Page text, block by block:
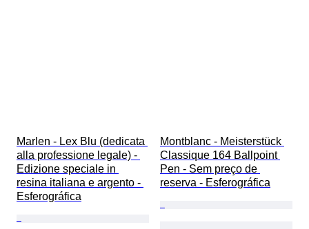
Marlen - Lex Blu (dedicata
alla professione legale) -
Edizione speciale in
resina italiana e argento -
Esferográfica
Montblanc - Meisterstück
Classique 164 Ballpoint
Pen - Sem preço de
reserva - Esferográfica